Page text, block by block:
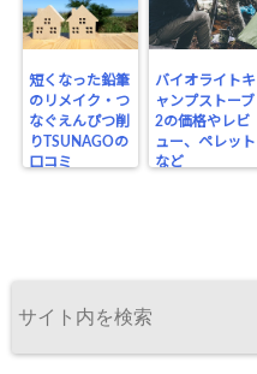
短くなった鉛筆
のリメイク・つ
なぐえんぴつ削
りTSUNAGOの
口コミ
バイオライトキ
ャンプストーブ
2の価格やレビ
ュー、ペレット
など